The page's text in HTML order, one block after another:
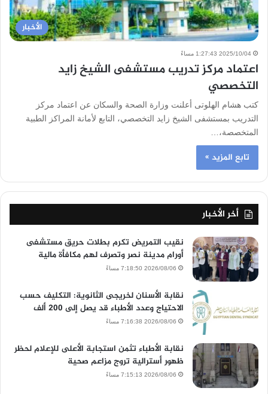
الأخبار
2025/10/04 1:27:43 مساءً
اعتماد مركز تدريب مستشفى الشيخ زايد
التخصصي
كتب هشام الهلوتى أعلنت وزارة الصحة والسكان عن اعتماد مركز
التدريب بمستشفى الشيخ زايد التخصصي، التابع لأمانة المراكز الطبية
المتخصصة،…
تابع المزيد »
أخر الأخبار
نقيب التمريض تكرم بطلات حريق مستشفى
أورام مدينة نصر وتصرف لهم مكافأة مالية
2026/08/06 7:18:50 مساءً
نقابة الأسنان لخريجى الثانوية: التكليف حسب
الاحتياج وعدد الأطباء قد يصل إلى 200 ألف
2026/08/06 7:16:38 مساءً
نقابة الأطباء تثمن استجابة الأعلى للإعلام لحظر
ظهور أسترالية تروج مزاعم صحية
2026/08/06 7:15:13 مساءً